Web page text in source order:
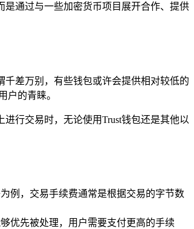
是通过与一些加密货币项目展开合作、提供
差万别，有些钱包或许会提供相对较低的
户的青睐。
行交易时，无论使用Trust钱包还是其他以
例，交易手续费通常是根据交易的字节数
优先被处理，用户需要支付更高的手续